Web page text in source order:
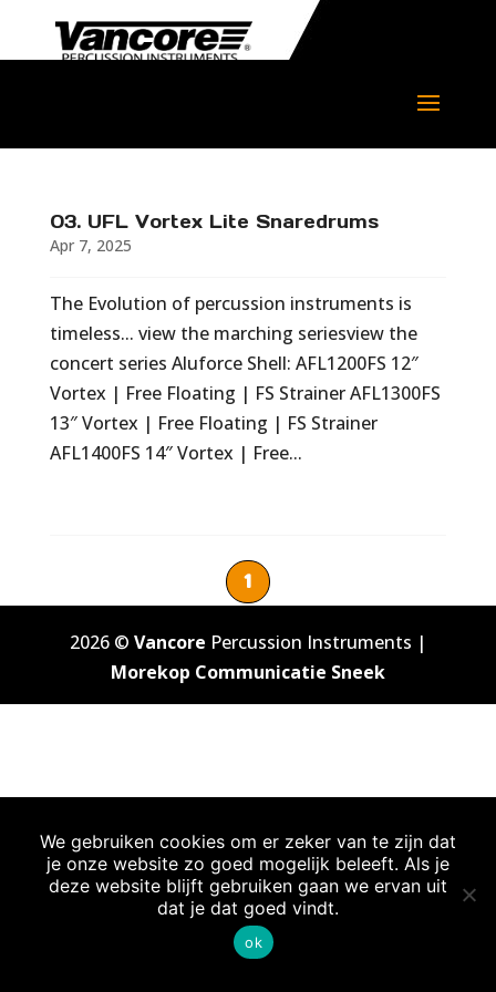
03. UFL Vortex Lite Snaredrums
Apr 7, 2025
The Evolution of percussion instruments is
timeless... view the marching seriesview the
concert series Aluforce Shell: AFL1200FS 12″
Vortex | Free Floating | FS Strainer AFL1300FS
13″ Vortex | Free Floating | FS Strainer
AFL1400FS 14″ Vortex | Free...
1
2026 © Vancore Percussion Instruments |
Morekop Communicatie Sneek
We gebruiken cookies om er zeker van te zijn dat
je onze website zo goed mogelijk beleeft. Als je
deze website blijft gebruiken gaan we ervan uit
dat je dat goed vindt.
ok